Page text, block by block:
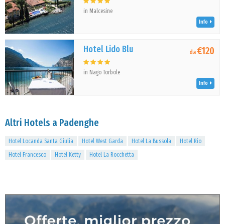
in Malcesine
Info
Hotel Lido Blu
in Nago Torbole
da€120
Info
Altri Hotels a Padenghe
Hotel Locanda Santa Giulia Hotel West Garda Hotel La Bussola
Hotel Rio
Hotel Francesco
Hotel Ketty Hotel La Rocchetta